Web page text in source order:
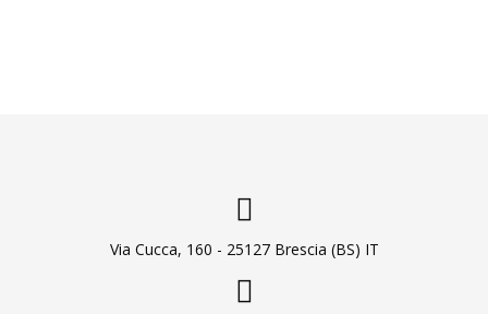
Via Cucca, 160 - 25127 Brescia (BS) IT